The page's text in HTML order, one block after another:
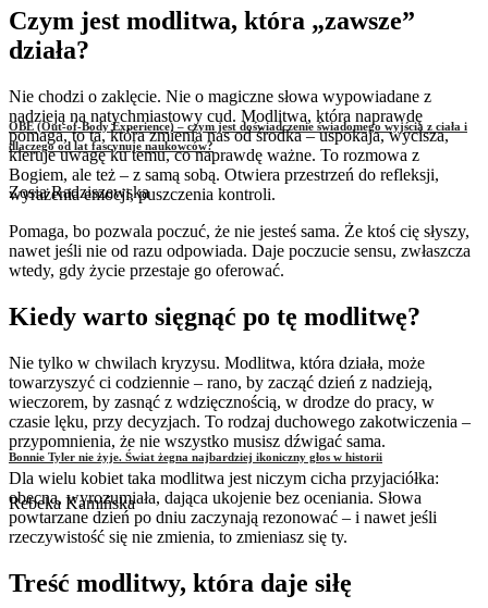
OBE (Out-of-Body Experience) – czym jest doświadczenie świadomego wyjścia z ciała i
dlaczego od lat fascynuje naukowców?
Zosia Radziszewska
Bonnie Tyler nie żyje. Świat żegna najbardziej ikoniczny głos w historii
Rebeka Kamińska
Czym jest modlitwa, która „zawsze”
działa?
Nie chodzi o zaklęcie. Nie o magiczne słowa wypowiadane z
nadzieją na natychmiastowy cud. Modlitwa, która naprawdę
pomaga, to ta, która zmienia nas od środka – uspokaja, wycisza,
kieruje uwagę ku temu, co naprawdę ważne. To rozmowa z
Bogiem, ale też – z samą sobą. Otwiera przestrzeń do refleksji,
wyrażenia emocji, puszczenia kontroli.
Pomaga, bo pozwala poczuć, że nie jesteś sama. Że ktoś cię słyszy,
nawet jeśli nie od razu odpowiada. Daje poczucie sensu, zwłaszcza
wtedy, gdy życie przestaje go oferować.
Kiedy warto sięgnąć po tę modlitwę?
Nie tylko w chwilach kryzysu. Modlitwa, która działa, może
towarzyszyć ci codziennie – rano, by zacząć dzień z nadzieją,
wieczorem, by zasnąć z wdzięcznością, w drodze do pracy, w
czasie lęku, przy decyzjach. To rodzaj duchowego zakotwiczenia –
przypomnienia, że nie wszystko musisz dźwigać sama.
Dla wielu kobiet taka modlitwa jest niczym cicha przyjaciółka:
obecna, wyrozumiała, dająca ukojenie bez oceniania. Słowa
powtarzane dzień po dniu zaczynają rezonować – i nawet jeśli
rzeczywistość się nie zmienia, to zmieniasz się ty.
Treść modlitwy, która daje siłę